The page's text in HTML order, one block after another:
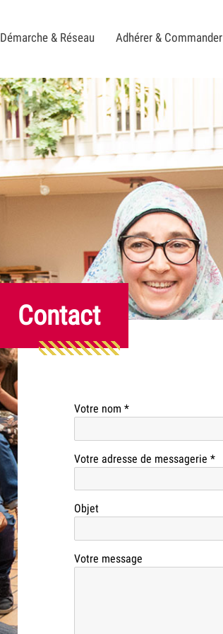
Démarche & Réseau Adhérer & Commander
Contact
Votre nom *
Votre adresse de messagerie *
Objet
Votre message